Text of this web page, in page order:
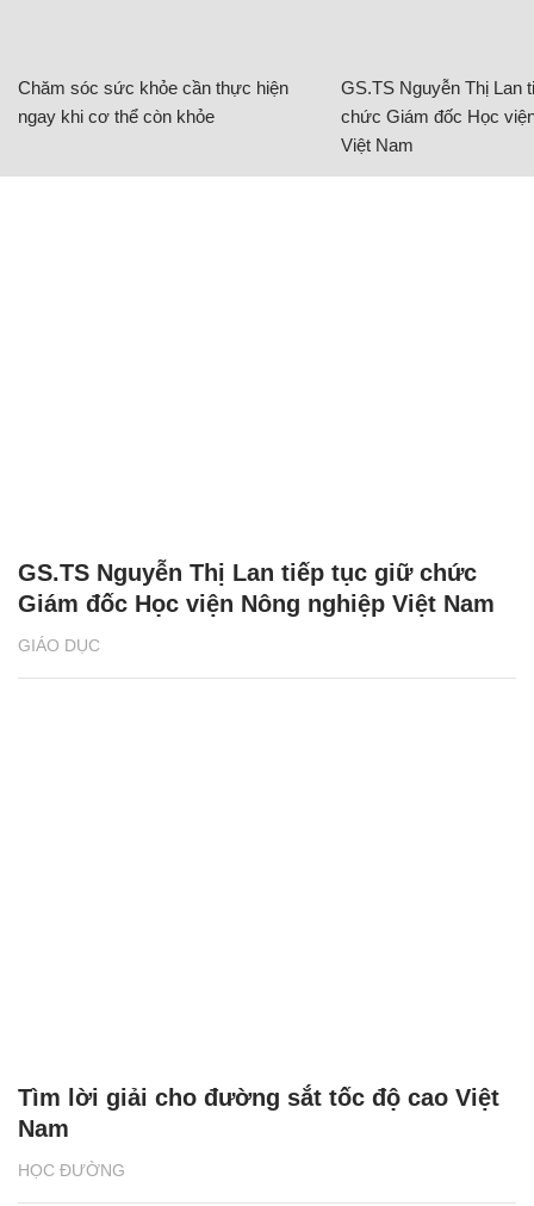
Chăm sóc sức khỏe cần thực hiện
ngay khi cơ thể còn khỏe
GS.TS Nguyễn Thị Lan
chức Giám đốc Học
Việt Nam
GIÁO DỤC
GS.TS Nguyễn Thị Lan tiếp tục giữ chức
Giám đốc Học viện Nông nghiệp Việt Nam
HỌC ĐƯỜNG
Tìm lời giải cho đường sắt tốc độ cao Việt
Nam